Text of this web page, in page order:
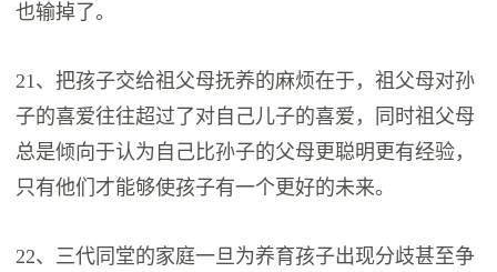
也输掉了。
21、把孩子交给祖父母抚养的麻烦在于，祖父母对孙
子的喜爱往往超过了对自己儿子的喜爱，同时祖父母
总是倾向于认为自己比孙子的父母更聪明更有经验，
只有他们才能够使孩子有一个更好的未来。
22、三代同堂的家庭一旦为养育孩子出现分歧甚至争